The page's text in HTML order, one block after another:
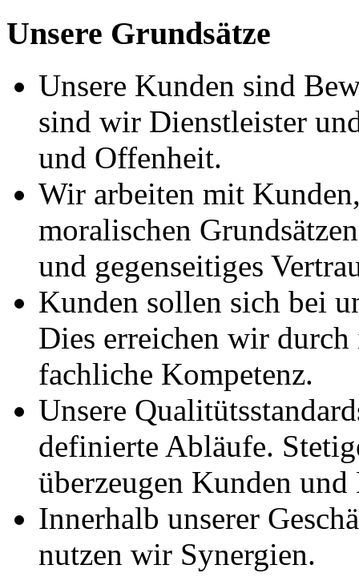
Unsere Grundsätze
Unsere Kunden sind
sind wir Dienstleister
und Offenheit.
Wir arbeiten mit
moralischen
und gegenseitiges
Kunden sollen sich bei
Dies erreichen wir
fachliche Kompetenz.
Unsere
definierte Abläufe.
überzeugen Kunden
Innerhalb unserer
nutzen wir Synergien.